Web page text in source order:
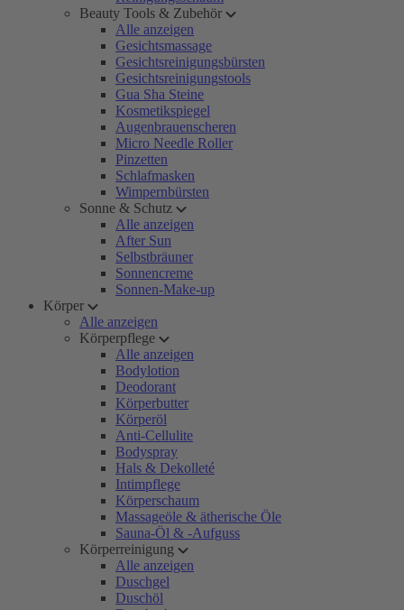
Beauty Tools & Zubehör
Alle anzeigen
Gesichtsmassage
Gesichtsreinigungsbürsten
Gesichtsreinigungstools
Gua Sha Steine
Kosmetikspiegel
Augenbrauenscheren
Micro Needle Roller
Pinzetten
Schlafmasken
Wimpernbürsten
Sonne & Schutz
Alle anzeigen
After Sun
Selbstbräuner
Sonnencreme
Sonnen-Make-up
Körper
Alle anzeigen
Körperpflege
Alle anzeigen
Bodylotion
Deodorant
Körperbutter
Körperöl
Anti-Cellulite
Bodyspray
Hals & Dekolleté
Intimpflege
Körperschaum
Massageöle & ätherische Öle
Sauna-Öl & -Aufguss
Körperreinigung
Alle anzeigen
Duschgel
Duschöl